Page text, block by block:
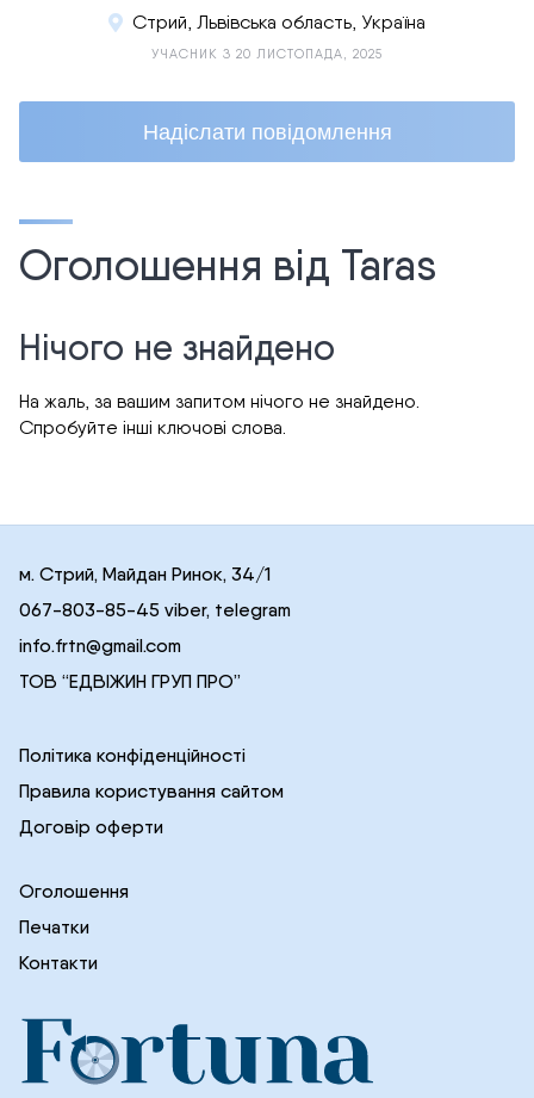
Стрий, Львівська область, Україна
УЧАСНИК З 20 ЛИСТОПАДА, 2025
Надіслати повідомлення
Оголошення від Taras
Нічого не знайдено
На жаль, за вашим запитом нічого не знайдено.
Спробуйте інші ключові слова.
м. Стрий, Майдан Ринок, 34/1
067-803-85-45 viber, telegram
info.frtn@gmail.com
ТОВ “ЕДВІЖИН ГРУП ПРО”
Політика конфіденційності
Правила користування сайтом
Договір оферти
Оголошення
Печатки
Контакти